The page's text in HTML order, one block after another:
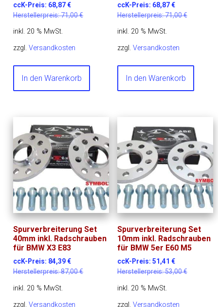
ccK-Preis: 68,87€
Herstellerpreis:71,00€
inkl. 20 % MwSt.
zzgl.Versandkosten
In den Warenkorb
ccK-Preis: 68,87€
Herstellerpreis:71,00€
inkl. 20 % MwSt.
zzgl. Versandkosten
In den Warenkorb
Spurverbreiterung Set
40mm inkl. Radschrauben
für BMW X3 E83
ccK-Preis: 84,39€
Herstellerpreis:87,00€
inkl. 20 % MwSt.
zzgl.Versandkosten
Spurverbreiterung Set
10mm inkl. Radschrauben
für BMW 5er E60 M5
ccK-Preis: 51,41 €
Herstellerpreis:53,00€
inkl. 20 % MwSt.
zzgl. Versandkosten